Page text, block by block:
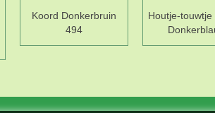
Koord Donkerbruin
494
Houtje-touwtje